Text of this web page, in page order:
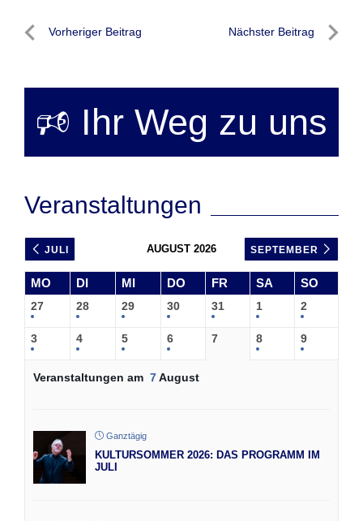
Beitragsnavigation
Vorheriger Beitrag Nächster Beitrag
🕫 Ihr Weg zu uns
Veranstaltungen
JULI AUGUST 2026 SEPTEMBER
MO DI MI DO FR SA SO
27 28 29 30 31 1 2
3 4 5 6 7 8 9
Veranstaltungen am 7August
Ganztägig
KULTURSOMMER 2026: DAS PROGRAMM IM
JULI